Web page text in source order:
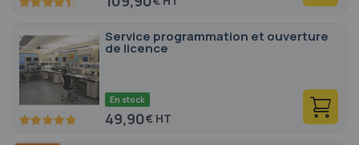
88.4 100
Service programmation et ouverture
de licence
96.6100
En stock
49,90€